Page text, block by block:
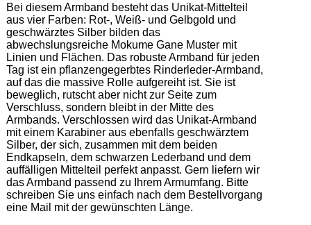
Bei diesem Armband besteht das Unikat-Mittelteil
aus vier Farben: Rot-, Weiß- und Gelbgold und
geschwärztes Silber bilden das
abwechslungsreiche Mokume Gane Muster mit
Linien und Flächen. Das robuste Armband für jeden
Tag ist ein pflanzengegerbtes Rinderleder-Armband,
auf das die massive Rolle aufgereiht ist. Sie ist
beweglich, rutscht aber nicht zur Seite zum
Verschluss, sondern bleibt in der Mitte des
Armbands. Verschlossen wird das Unikat-Armband
mit einem Karabiner aus ebenfalls geschwärztem
Silber, der sich, zusammen mit dem beiden
Endkapseln, dem schwarzen Lederband und dem
auffälligen Mittelteil perfekt anpasst. Gern liefern wir
das Armband passend zu Ihrem Armumfang. Bitte
schreiben Sie uns einfach nach dem Bestellvorgang
eine Mail mit der gewünschten Länge.